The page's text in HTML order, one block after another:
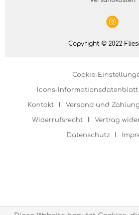
Copyright © 2022
Cookie-
Icons-Informationsdatenblatt
Kontakt Versand und
Widerrufsrecht Vertrag
Datenschutz